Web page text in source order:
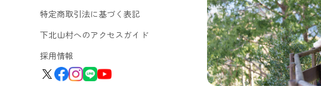
特定商取引法に基づく表記
下北山村へのアクセスガイド
採用情報